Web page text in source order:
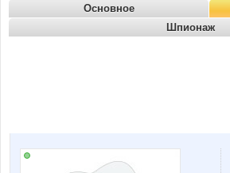
Основное
Шпионаж